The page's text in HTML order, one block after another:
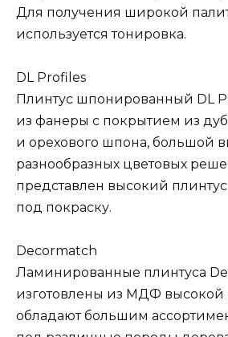
Для получения широкой
используется тонировка.
DL Profiles
Плинтус шпонированный DL
из фанеры с покрытием из
и орехового шпона, большой
разнообразных цветовых
представлен высокий
под покраску.
Decormatch
Ламинированные плинтуса
изготовлены из МДФ высокой
обладают большим